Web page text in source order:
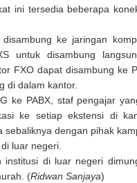
ini tersedia beberapa
ke jaringan
untuk disambung
FXO dapat disambung ke
di dalam kantor.
ke PABX, staf pengajar
ke setiap ekstensi di
sebaliknya dengan pihak
luar negeri.
institusi di luar negeri
(Ridwan Sanjaya)